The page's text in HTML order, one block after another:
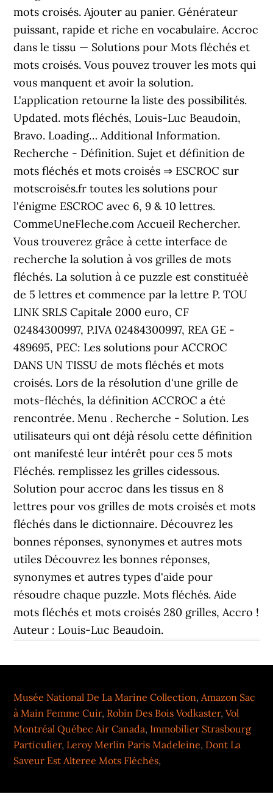
mots croisés. Ajouter au panier. Générateur
puissant, rapide et riche en vocabulaire. Accroc
dans le tissu — Solutions pour Mots fléchés et
mots croisés. Vous pouvez trouver les mots qui
vous manquent et avoir la solution.
L'application retourne la liste des possibilités.
Updated. mots fléchés, Louis-Luc Beaudoin,
Bravo. Loading… Additional Information.
Recherche - Définition. Sujet et définition de
mots fléchés et mots croisés ⇒ ESCROC sur
motscroisés.fr toutes les solutions pour
l'énigme ESCROC avec 6, 9 & 10 lettres.
CommeUneFleche.com Accueil Rechercher.
Vous trouverez grâce à cette interface de
recherche la solution à vos grilles de mots
fléchés. La solution à ce puzzle est constituéè
de 5 lettres et commence par la lettre P. TOU
LINK SRLS Capitale 2000 euro, CF
02484300997, P.IVA 02484300997, REA GE -
489695, PEC: Les solutions pour ACCROC
DANS UN TISSU de mots fléchés et mots
croisés. Lors de la résolution d'une grille de
mots-fléchés, la définition ACCROC a été
rencontrée. Menu . Recherche - Solution. Les
utilisateurs qui ont déjà résolu cette définition
ont manifesté leur intérêt pour ces 5 mots
Fléchés. remplissez les grilles cidessous.
Solution pour accroc dans les tissus en 8
lettres pour vos grilles de mots croisés et mots
fléchés dans le dictionnaire. Découvrez les
bonnes réponses, synonymes et autres mots
utiles Découvrez les bonnes réponses,
synonymes et autres types d'aide pour
résoudre chaque puzzle. Mots fléchés. Aide
mots fléchés et mots croisés 280 grilles, Accro !
Auteur : Louis-Luc Beaudoin.
Musée National De La Marine Collection,Amazon Sac
à Main Femme Cuir, Robin Des Bois Vodkaster,Vol
Montréal Québec Air Canada, Immobilier Strasbourg
Particulier, Leroy Merlin Paris Madeleine, Dont La
Saveur Est Alteree Mots Fléchés,